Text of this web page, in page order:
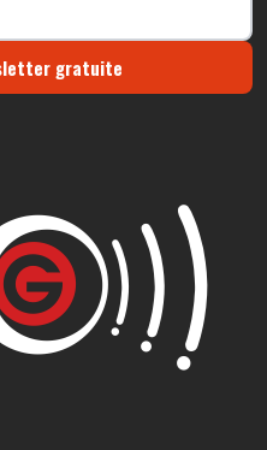
gratuite